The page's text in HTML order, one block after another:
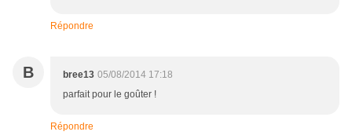
Répondre
B bree13 05/08/2014 17:18
parfait pour le goûter !
Répondre